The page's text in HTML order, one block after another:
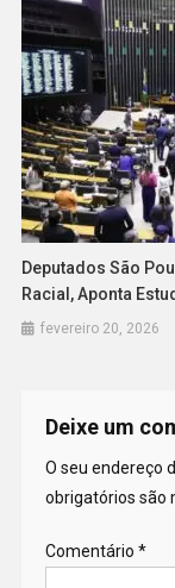
Deputados São
Racial, Aponta
fevereiro 20, 2026
Deixe um
O seu endereço
obrigatórios são
Comentário *